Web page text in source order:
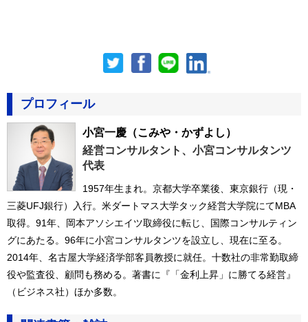
プロフィール
小宮一慶 （こみや・かずよし）
経営コンサルタント、小宮コンサルタンツ
代表
1957年生まれ。京都大学卒業後、東京銀行（現・
三菱UFJ銀行）入行。米ダートマス大学タック経営大学院にてMBA
取得。91年、岡本アソシエイツ取締役に転じ、国際コンサルティン
グにあたる。96年に小宮コンサルタンツを設立し、現在に至る。
2014年、名古屋大学経済学部客員教授に就任。十数社の非常勤取締
役や監査役、顧問も務める。著書に『「金利上昇」に勝てる経営』
（ビジネス社）ほか多数。